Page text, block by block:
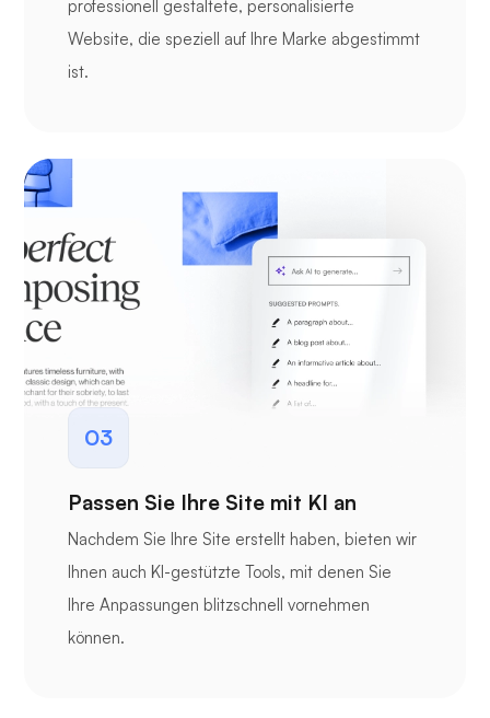
professionell gestaltete, personalisierte
Website, die speziell auf Ihre Marke abgestimmt
ist.
03
Passen Sie Ihre Site mit KI an
Nachdem Sie Ihre Site erstellt haben, bieten wir
Ihnen auch KI-gestützte Tools, mit denen Sie
Ihre Anpassungen blitzschnell vornehmen
können.